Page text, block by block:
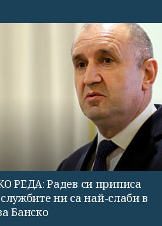
РЕДА: Радев си приписа
ни са най-слаби в
Банско